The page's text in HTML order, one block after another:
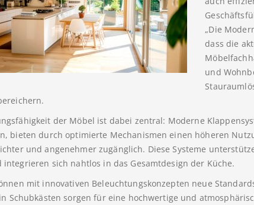
„Die
dass die
und
der Möbel ist dabei zentral: Moderne
bieten durch optimierte Mechanismen einen höheren
und angenehmer zugänglich. Diese Systeme
integrieren sich nahtlos in das Gesamtdesign der Küche.
mit innovativen Beleuchtungskonzepten neue
Schubkästen sorgen für eine hochwertige und